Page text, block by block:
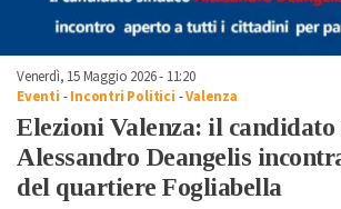
Venerdì, 15 Maggio 2026 - 11:20
Eventi -Incontri Politici -Valenza
Elezioni Valenza: il candidato
Alessandro Deangelis
del quartiere Fogliabella